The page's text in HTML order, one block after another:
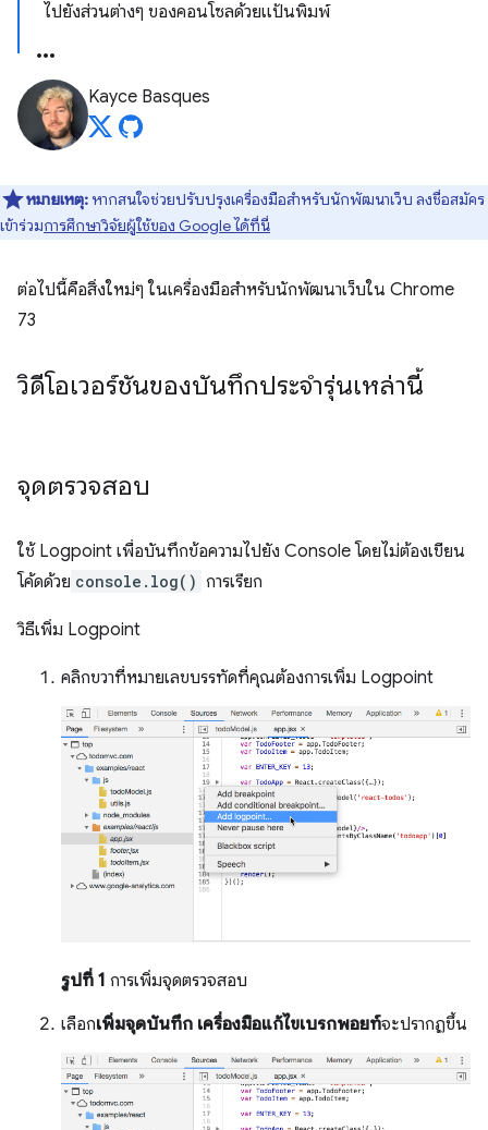
ไปยังส่วนต่างๆ ของคอนโซลด้วยแป้นพิมพ์
Kayce Basques
หมายเหตุ: หากสนใจช่วยปรับปรุงเครื่องมือสำหรับนักพัฒนาเว็บ ลงชื่อสมัคร
เข้าร่วมการศึกษาวิจัยผู้ใช้ของ Google ได้ที่นี่
ต่อไปนี้คือสิ่งใหม่ๆ ในเครื่องมือสำหรับนักพัฒนาเว็บใน Chrome
73
วิดีโอเวอร์ชันของบันทึกประจำรุ่นเหล่านี้
จุดตรวจสอบ
ใช้ Logpoint เพื่อบันทึกข้อความไปยัง Console โดยไม่ต้องเขียน
โค้ดด้วย console.log() การเรียก
วิธีเพิ่ม Logpoint
คลิกขวาที่หมายเลขบรรทัดที่คุณต้องการเพิ่ม Logpoint
รูปที่ 1 การเพิ่มจุดตรวจสอบ
เลือกเพิ่มจุดบันทึก เครื่องมือแก้ไขเบรกพอยท์จะปรากฏขึ้น